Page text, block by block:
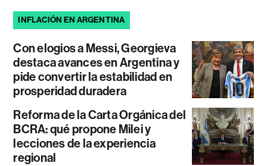
INFLACIÓN EN ARGENTINA
Con elogios a Messi, Georgieva
destaca avances en Argentina y
pide convertir la estabilidad en
prosperidad duradera
Reforma de la Carta Orgánica del
BCRA: qué propone Milei y
lecciones de la experiencia
regional